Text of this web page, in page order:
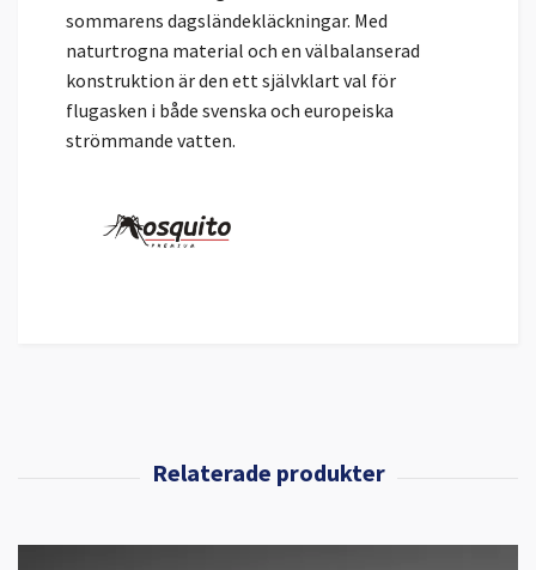
sommarens dagsländekläckningar. Med
naturtrogna material och en välbalanserad
konstruktion är den ett självklart val för
flugasken i både svenska och europeiska
strömmande vatten.